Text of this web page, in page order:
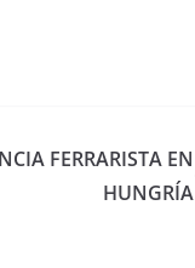
FERRARISTA EN
HUNGRÍA